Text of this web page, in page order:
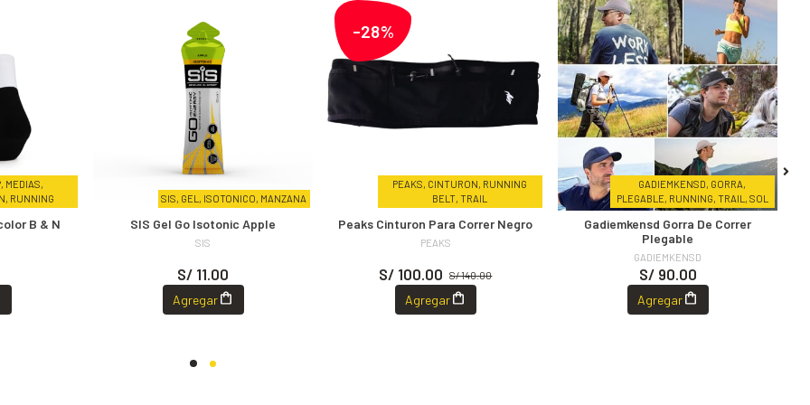
MEDIAS,
RUNNING
B & N
SIS, GEL, ISOTONICO, MANZANA
SIS Gel Go Isotonic Apple
SIS
S/ 11.00
Agregar
-28%
PEAKS, CINTURON, RUNNING
BELT, TRAIL
Peaks Cinturon Para Correr Negro
PEAKS
S/ 140.00
S/ 100.00
Agregar
GADIEMKENSD, GORRA,
PLEGABLE, RUNNING, TRAIL, SOL
Gadiemkensd Gorra De Correr
Plegable
GADIEMKENSD
S/ 90.00
Agregar